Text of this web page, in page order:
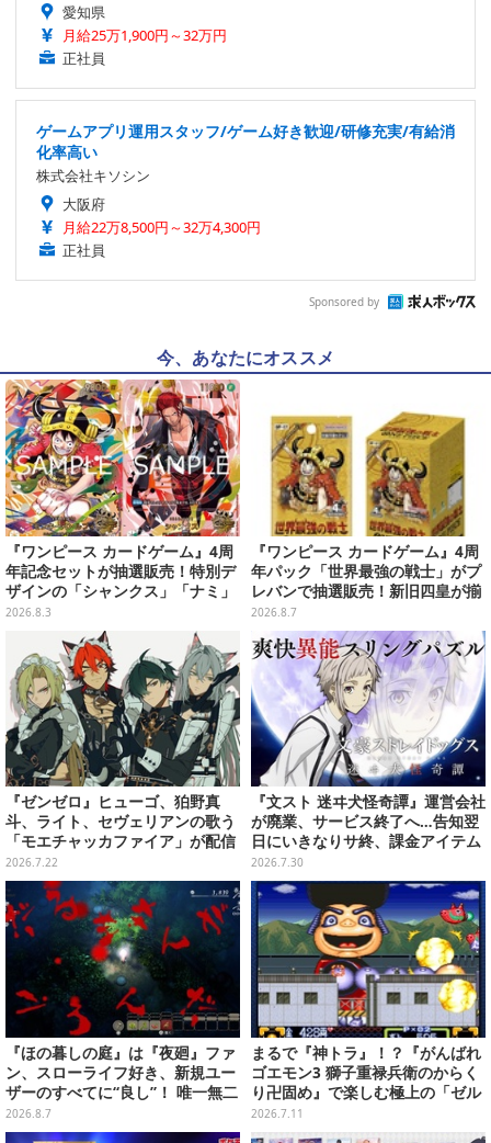
愛知県
月給25万1,900円～32万円
正社員
ゲームアプリ運用スタッフ/ゲーム好き歓迎/研修充実/有給消
化率高い
株式会社キソシン
大阪府
月給22万8,500円～32万4,300円
正社員
Sponsored by
今、あなたにオススメ
『ワンピース カードゲーム』4周
年記念セットが抽選販売！特別デ
ザインの「シャンクス」「ナミ」
など9枚のプロモカードを収録
2026.8.3
『ワンピース カードゲーム』4周
年パック「世界最強の戦士」がプ
レバンで抽選販売！新旧四皇が揃
い踏み、刃牙作者が描く「カイド
ウ」も
2026.8.7
『ゼンゼロ』ヒューゴ、狛野真
斗、ライト、セヴェリアンの歌う
「モエチャッカファイア」が配信
決定―似合ってる…4人のメイド
服イラストもお披露目
2026.7.22
『文スト 迷ヰ犬怪奇譚』運営会社
が廃業、サービス終了へ…告知翌
日にいきなりサ終、課金アイテム
の払い戻しも不可
2026.7.30
『ほの暮しの庭』は『夜廻』ファ
ン、スローライフ好き、新規ユー
ザーのすべてに“良し”！ 唯一無二
の「不穏生活シム」恐怖も暮らし
もお好み次第【プレイレポ】
2026.8.7
まるで『神トラ』！？『がんばれ
ゴエモン3 獅子重禄兵衛のからく
り卍固め』で楽しむ極上の「ゼル
ダ要素」
2026.7.11